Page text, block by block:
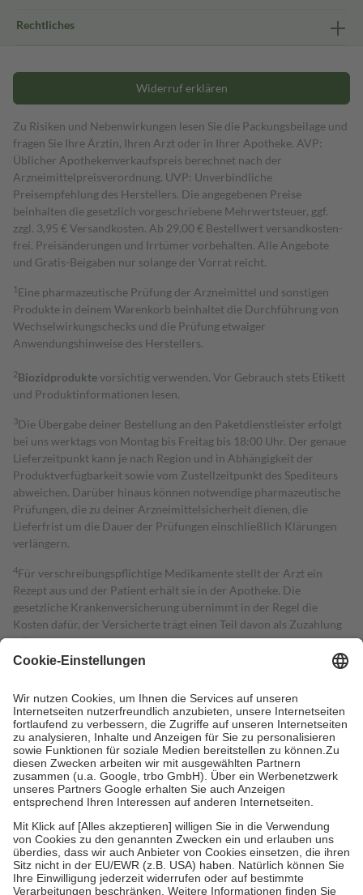
Rechtliches
Widerruf erklären
Zu Risiken und Nebenwirkungen lesen Sie die Packungsbeilage und
fragen Sie Ihre Ärztin, Ihren Arzt oder in Ihrer Apotheke. AVP:
Üblicher Apothekenverkaufspreis berechnet nach der
Arzneimittelpreisverordnung. UVP: Unverbindliche
Preisempfehlung des Herstellers. Die angegebenen Preise
beinhalten die gesetzlich vorgeschriebene Mehrwertsteuer, ggf.
zzgl. 3,95 € Versandkosten. Ab 29,00 € Bestell­wert versand­kosten­
frei. Preisänderungen und Irrtümer vorbehalten. Alle Angebote
und Gratis-Beigaben nur solange der Vorrat reicht.
1 Eine pharmazeutische Prüfung der Arzneimittel und sonstigen
Produkte in deinem Warenkorb beinhaltet die Durchführung von
Wechselwirkungschecks und die Prüfung etwaiger
Anwendungshinweise des Herstellers.
2Biozidproduktevorsichtig verwenden. Vor Gebrauch stets Etikett
und Produktinformationen lesen.
3Die Übergabe deiner Bestellung an den Paketdienstleister erfolgt
bei uns werktags von Montag bis Freitag bis 18:00 Uhr. Der genaue
Lieferzeitpunkt kann je nach Region und in Abhängigkeit der
Produktverfügbarkeit sowie vom Zustellzeitpunkt des Spediteurs
abweichen. Darüber hinaus können notwendige pharmazeutische
Prüfungen, die zu deiner Arzneimittelsicherheit dienen, die
Lieferfrist um die Dauer der Prüfungen einschließlich Klärungen
verlängern.
4Für verschreibungspflichtige Medikamente stellt der Arzt ein
Rezept aus und der Patient erhält sie in der Apotheke. Die
gesetzliche Krankenversicherung übernimmt in der Regel die
Kosten dafür, der Versicherte trägt einen Teil davon als Zuzahlung
mit.
Grundsätzlich leisten Mitglieder Zuzahlungen in Höhe von zehn
höchstens zehn Euro.
Es sind jedoch nie mehr als die tatsächlichen
Kosten der Leistung zu entrichten.
Diese Regeln gelten grundsätzlich auch für Online-Apotheken.
Bei Heilmitteln und häuslicher Krankenpflege beträgt die
Zuzahlung zehn Prozent der Kosten sowie zehn Euro je
Verordnung.
Um das Engagement der Versicherten für ihre eigene Gesundheit zu
stärken und die besondere Stellung der Familie zu unterstützen,
fallenkeine Zuzahlungenan bei:
• Kindern und Jugendlichen bis zum vollendeten 18. Lebensjahr
mit Ausnahme der Fahrkosten
• Untersuchungen zur Vorsorge und Früherkennung, die von der